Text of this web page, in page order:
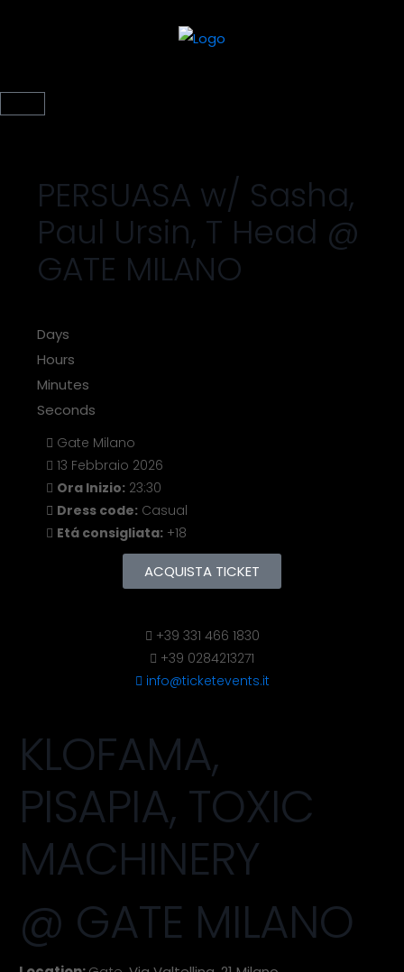
PERSUASA w/ Sasha,
Paul Ursin, T Head @
GATE MILANO
Days
Hours
Minutes
Seconds
Gate Milano
13 Febbraio 2026
Ora Inizio: 23:30
Dress code: Casual
Etá consigliata: +18
ACQUISTA TICKET
+39 331 466 1830
+39 0284213271
info@ticketevents.it
KLOFAMA,
PISAPIA, TOXIC
MACHINERY
@ GATE MILANO